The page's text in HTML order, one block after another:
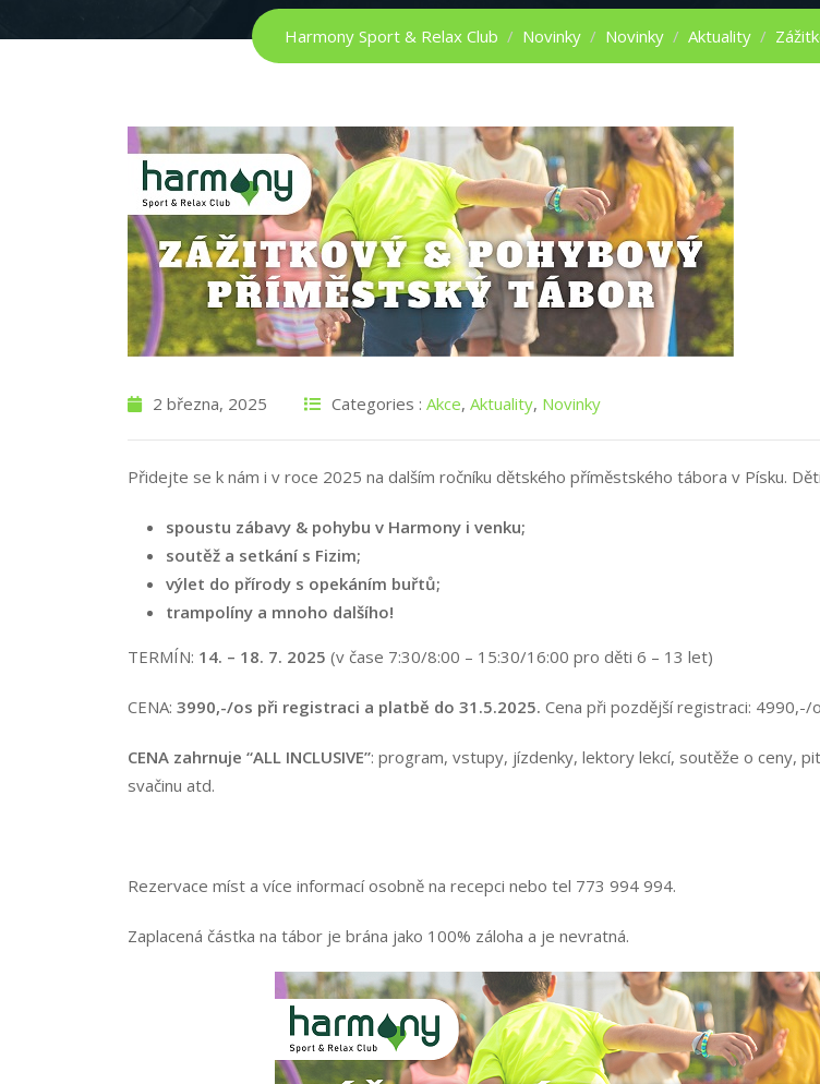
Harmony Sport & Relax Club / Novinky / Novinky / Aktuality /
2 března, 2025 Categories : Akce, Aktuality, Novinky
Přidejte se k nám i v roce 2025 na dalším ročníku dětského příměstského tábora v Písku.
spoustu zábavy & pohybu v Harmony i venku;
soutěž a setkání s Fizim;
výlet do přírody s opekáním buřtů;
trampolíny a mnoho dalšího!
TERMÍN: 14. – 18. 7. 2025 (v čase 7:30/8:00 – 15:30/16:00 pro děti 6 – 13 let)
CENA: 3990,-/os při registraci a platbě do 31.5.2025. Cena při pozdější registraci: 4990,-/
CENA zahrnuje “ALL INCLUSIVE”: program, vstupy, jízdenky, lektory lekcí, soutěže o ceny,
svačinu atd.
Rezervace míst a více informací osobně na recepci nebo tel 773 994 994.
Zaplacená částka na tábor je brána jako 100% záloha a je nevratná.